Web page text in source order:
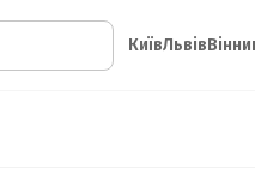
КиївЛьвів